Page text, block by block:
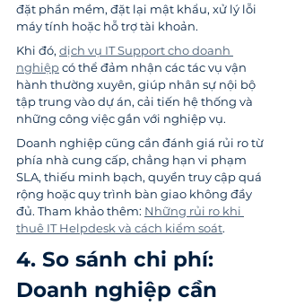
đặt phần mềm, đặt lại mật khẩu, xử lý lỗi
máy tính hoặc hỗ trợ tài khoản.
Khi đó, dịch vụ IT Support cho doanh
nghiệp có thể đảm nhận các tác vụ vận
hành thường xuyên, giúp nhân sự nội bộ
tập trung vào dự án, cải tiến hệ thống và
những công việc gắn với nghiệp vụ.
Doanh nghiệp cũng cần đánh giá rủi ro từ
phía nhà cung cấp, chẳng hạn vi phạm
SLA, thiếu minh bạch, quyền truy cập quá
rộng hoặc quy trình bàn giao không đầy
đủ. Tham khảo thêm: Những rủi ro khi
thuê IT Helpdesk và cách kiểm soát.
4. So sánh chi phí:
Doanh nghiệp cần